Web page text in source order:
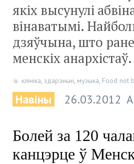
якіх высунулі
вінаватымі.
дзяўчына, што
менскіх анархістаў.
клініка, здарэньні, музыка, Food not
Навіны 26.03.2012
Болей за 120
канцэрце ў